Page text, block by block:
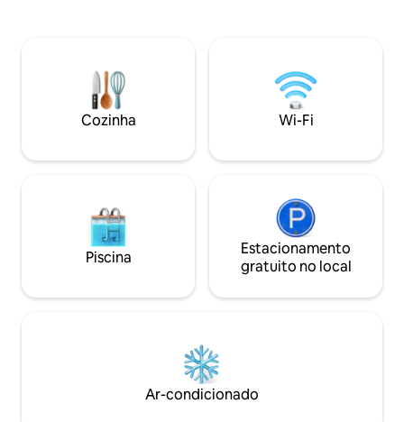
standing bath and shower with skylight .
Air conditioned, sound system, Sky TV.
fast internet.
the perfect blend
in one of
neighbourhoods
Cozinha Wi-Fi
Piscina
Estacionamento
gratuito no local
Ar-condicionado